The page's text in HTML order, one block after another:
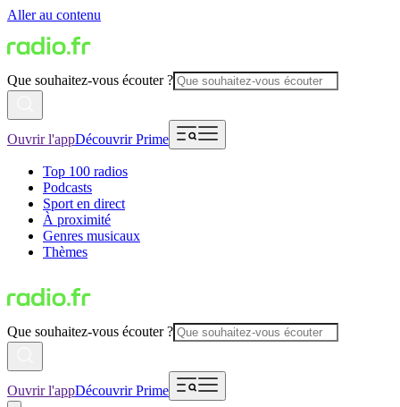
Aller au contenu
Que souhaitez-vous écouter ?
Ouvrir l'appDécouvrir Prime
Top 100 radios
Podcasts
Sport en direct
À proximité
Genres musicaux
Thèmes
Que souhaitez-vous écouter ?
Ouvrir l'appDécouvrir Prime